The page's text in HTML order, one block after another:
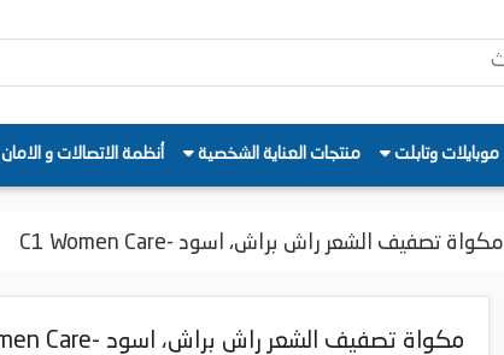
موبايلات وتابلت منتجات العناية الشخصية أنظمة الاتصالات و الامان
مكواة تصفيف الشعر راش براش، اسود -C1 Women Care
مكواة تصفيف الشعر راش براش، اسود -C1 Women Care